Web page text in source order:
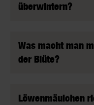
überwintern?
Was macht man
der Blüte?
Löwenmäulchen